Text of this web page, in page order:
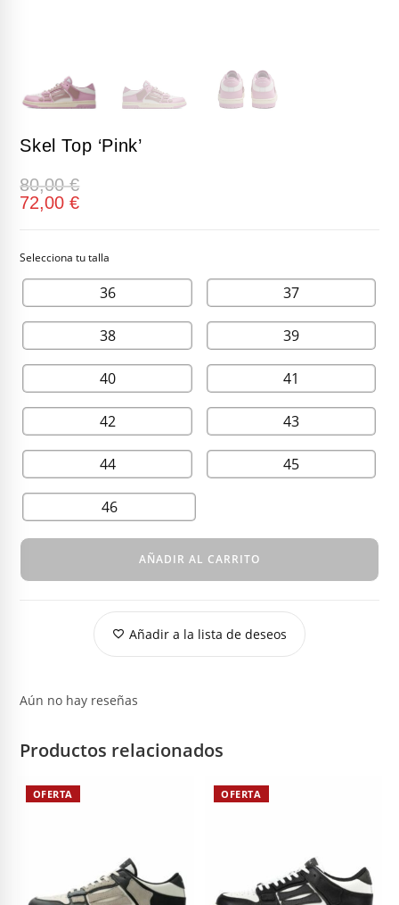
Skel Top ‘Pink’
80,00€
72,00€
36 37
38 39
40 41
42 43
44 45
46
AÑADIR AL CARRITO
Añadir a la lista de deseos
Aún no hay reseñas
Productos relacionados
OFERTA OFERTA